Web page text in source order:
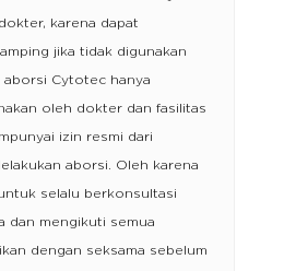
karena dapat
jika tidak digunakan
aborsi Cytotec hanya
oleh dokter dan fasilitas
izin resmi dari
aborsi. Oleh karena
selalu berkonsultasi
dan mengikuti semua
dengan seksama sebelum